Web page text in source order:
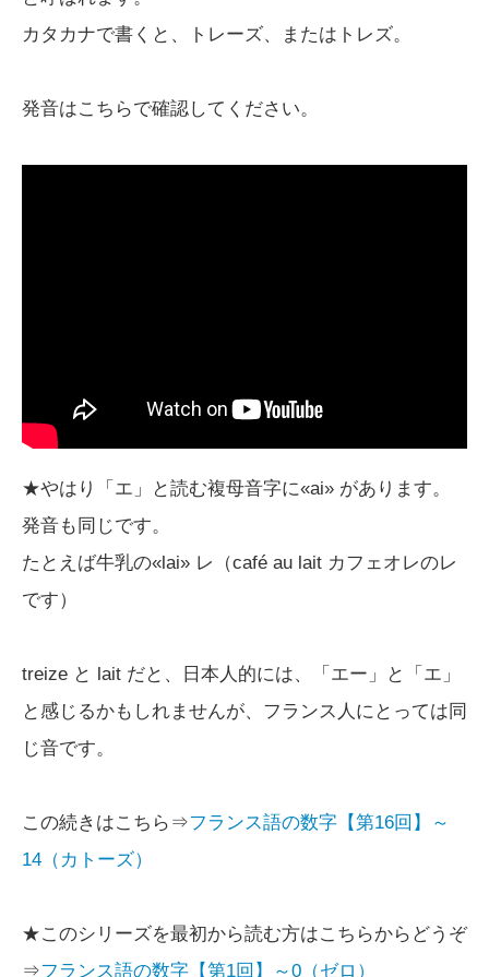
カタカナで書くと、トレーズ、またはトレズ。
発音はこちらで確認してください。
★やはり「エ」と読む複母音字に«ai» があります。
発音も同じです。
たとえば牛乳の«lai» レ（café au lait カフェオレのレ
です）
treize と lait だと、日本人的には、「エー」と「エ」
と感じるかもしれませんが、フランス人にとっては同
じ音です。
この続きはこちら⇒フランス語の数字【第16回】～
14（カトーズ）
★このシリーズを最初から読む方はこちらからどうぞ
⇒フランス語の数字【第1回】～0（ゼロ）